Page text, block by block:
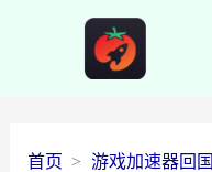
首页
游戏加速器回国